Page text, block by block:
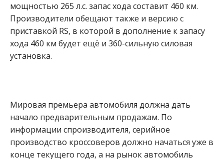
мощностью 265 л.с. запас хода составит 460 км.
Производители обещают также и версию с
приставкой RS, в которой в дополнение к запасу
хода 460 км будет ещё и 360-сильную силовая
установка.
Мировая премьера автомобиля должна дать
начало предварительным продажам. По
информации спроизводителя, серийное
производство кроссоверов должно начаться уже в
конце текущего года, а на рынок автомобиль